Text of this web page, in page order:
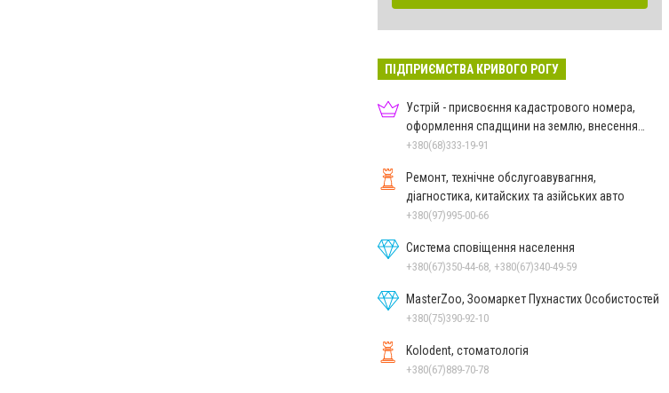
ПІДПРИЄМСТВА КРИВОГО РОГУ
Устрій - присвоєння кадастрового номера,
оформлення спадщини на землю, внесення
змін до кадастру
+380(68)333-19-91
Ремонт, технічне обслугоавувагння,
діагностика, китайских та азійських авто
+380(97)995-00-66
Система сповіщення населення
+380(67)350-44-68, +380(67)340-49-59
MasterZoo, Зоомаркет Пухнастих Особистостей
+380(75)390-92-10
Kolodent, стоматологія
+380(67)889-70-78